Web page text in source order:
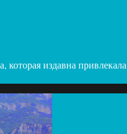
которая издавна